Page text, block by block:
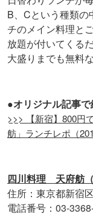
B、Cという種類の
チのメイン料理と
放題が付いてくる
大盛りまでも無料
●オリジナル記事
>>> 【新宿】800円
舫」ランチレポ（
四川料理 天府舫（
住所：東京都新宿
電話番号：03-